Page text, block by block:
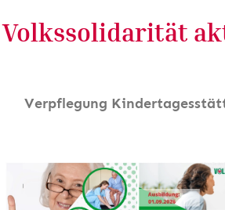
Volkssolidarität
Verpflegung